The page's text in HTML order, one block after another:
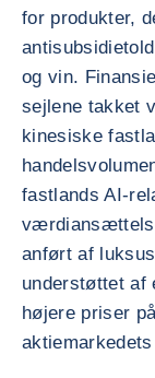
for produkter,
og vin.
sejlene takket
kinesiske
fastlands AI-
anført af
understøttet af
højere priser